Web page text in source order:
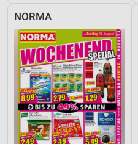
NORMA